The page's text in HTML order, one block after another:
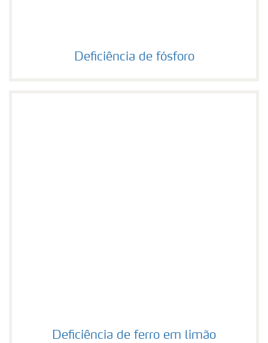
Deficiência de fósforo
Deficiência de fósforo
Deficiência de ferro em limão
Deficiência de ferro em limão